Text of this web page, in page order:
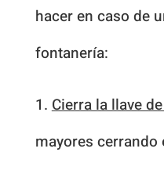
hacer en caso de
fontanería:
1.Cierra la llave
mayores